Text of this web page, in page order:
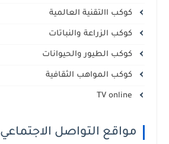
كوكب االتقنية العالمية
كوكب الزراعة والنباتات
كوكب الطيور والحيوانات
كوكب المواهب الثقافية
مواقع التواصل الاجتماعي